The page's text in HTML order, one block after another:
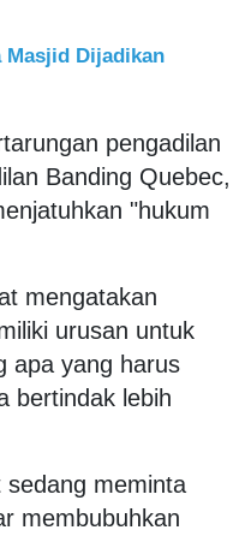
Masjid Dijadikan
pengadilan
Banding Quebec,
"hukum
mengatakan
urusan untuk
apa yang harus
bertindak lebih
meminta
membubuhkan